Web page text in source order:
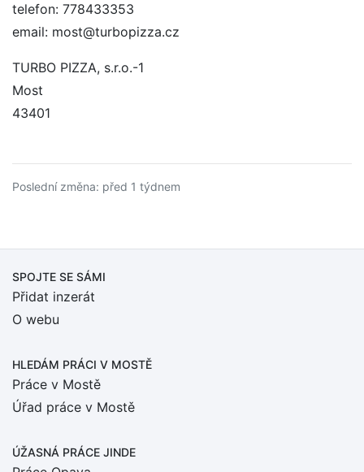
telefon: 778433353
email: most@turbopizza.cz
TURBO PIZZA, s.r.o.-1
Most
43401
Poslední změna: před 1 týdnem
SPOJTE SE SÁMI
Přidat inzerát
O webu
HLEDÁM PRÁCI V MOSTĚ
Práce v Mostě
Úřad práce v Mostě
ÚŽASNÁ PRÁCE JINDE